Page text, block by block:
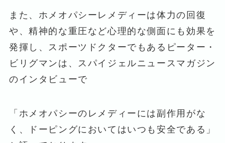
また、ホメオパシーレメディーは体力の回復
や、精神的な重圧など心理的な側面にも効果を
発揮し、スポーツドクターでもあるピーター・
ビリグマンは、スパイジェルニュースマガジン
のインタビューで
「ホメオパシーのレメディーには副作用がな
く、ドーピングにおいてはいつも安全である」